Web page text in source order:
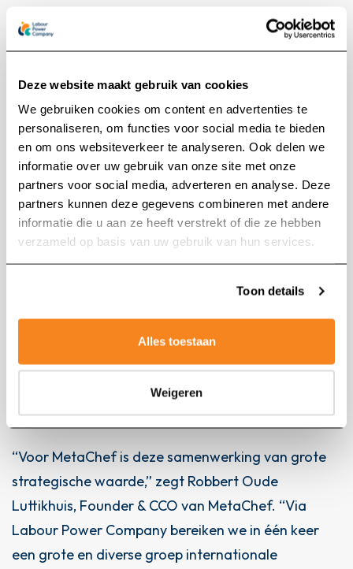
Deze website maakt gebruik van cookies
We gebruiken cookies om content en advertenties te
personaliseren, om functies voor social media te bieden
en om ons websiteverkeer te analyseren. Ook delen we
informatie over uw gebruik van onze site met onze
partners voor social media, adverteren en analyse. Deze
partners kunnen deze gegevens combineren met andere
informatie die u aan ze heeft verstrekt of die ze hebben
verzameld op basis van uw gebruik van hun services.
Toon details
Alles toestaan
Weigeren
Zoeken naar:
“We blijven vernieuwen met lef en aandacht,” aldus
strategische ambitie stelt dit 3D-platform ons in
staat om structureel toekomstbestendig te
opereren. In een arbeidsmarkt waarin vraag en
aanbod steeds vaker uit balans zijn, is het
essentieel om als brede HR-dienstverlener
wendbaar en vooruitstrevend te handelen. Door
gericht te investeren in opleidingen zorgen wij
ervoor dat talent optimaal aansluit op de actuele
én toekomstige behoeften van onze klanten. Met
en consistenter begeleiden. Dit versterkt de
samenwerking met onze opdrachtgevers en draagt
direct bij aan ons motto: samen krachtig, in mensen
“Voor MetaChef is deze samenwerking van grote
strategische waarde,” zegt Robbert Oude
Luttikhuis, Founder & CCO van MetaChef. “Via
Labour Power Company bereiken we in één keer
een grote en diverse groep internationale